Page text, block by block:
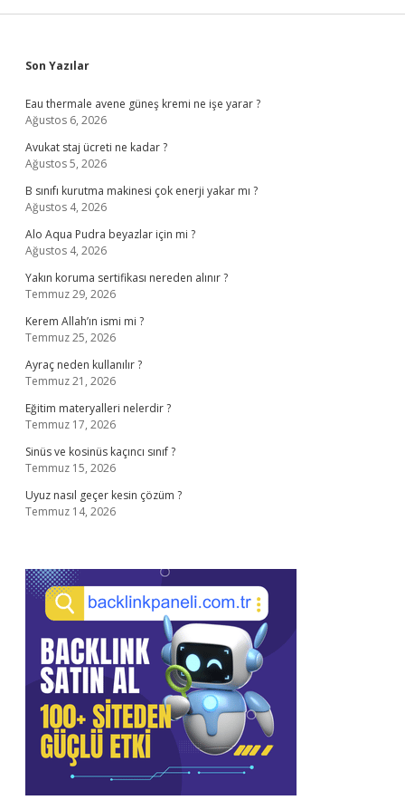
Sidebar
Son Yazılar
Eau thermale avene güneş kremi ne işe yarar ?
Ağustos 6, 2026
Avukat staj ücreti ne kadar ?
Ağustos 5, 2026
B sınıfı kurutma makinesi çok enerji yakar mı ?
Ağustos 4, 2026
Alo Aqua Pudra beyazlar için mi ?
Ağustos 4, 2026
Yakın koruma sertifikası nereden alınır ?
Temmuz 29, 2026
Kerem Allah’ın ismi mi ?
Temmuz 25, 2026
Ayraç neden kullanılır ?
Temmuz 21, 2026
Eğitim materyalleri nelerdir ?
Temmuz 17, 2026
Sinüs ve kosinüs kaçıncı sınıf ?
Temmuz 15, 2026
Uyuz nasıl geçer kesin çözüm ?
Temmuz 14, 2026